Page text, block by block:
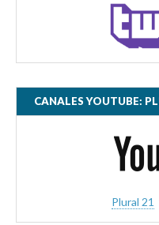
CANALES YOUTUBE:
Plural 21